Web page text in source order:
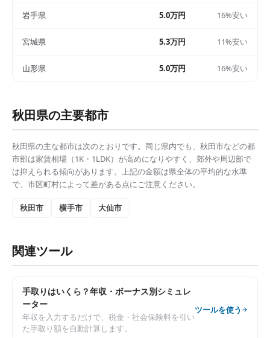
岩手県 5.0万円 16%安い
宮城県 5.3万円 11%安い
山形県 5.0万円 16%安い
秋田県の主要都市
秋田県の主な都市は次のとおりです。同じ県内でも、 秋田市などの都
市部は家賃相場（1K・1LDK） が高めになりやすく、郊外や周辺部で
は抑えられる傾向があります。上記の金額は県全体の平均的な水準
で、市区町村によって差がある点にご注意ください。
秋田市 横手市 大仙市
関連ツール
手取りはいくら？年収・ボーナス別シミュレ
ーター
年収を入力するだけで、税金・社会保険料を引い
た手取り額を自動計算します。
ツールを使う